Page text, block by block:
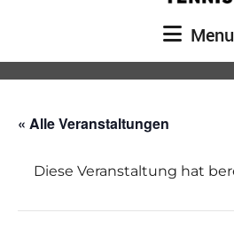
Menu
« Alle Veranstaltungen
Diese Veranstaltung hat